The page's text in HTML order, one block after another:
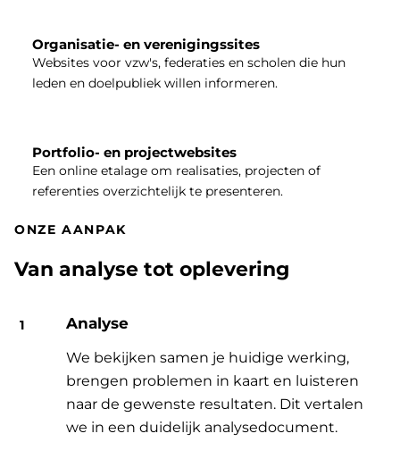
Organisatie- en verenigingssites
Websites voor vzw's, federaties en scholen die hun
leden en doelpubliek willen informeren.
Portfolio- en projectwebsites
Een online etalage om realisaties, projecten of
referenties overzichtelijk te presenteren.
ONZE AANPAK
Van analyse tot oplevering
Analyse
We bekijken samen je huidige werking,
brengen problemen in kaart en luisteren
naar de gewenste resultaten. Dit vertalen
we in een duidelijk analysedocument.